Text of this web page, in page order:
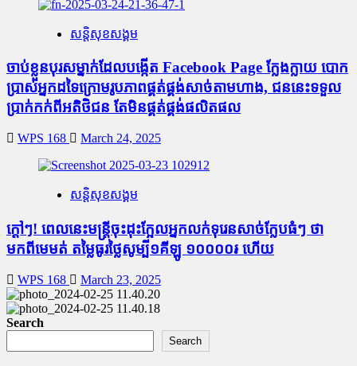
សន្តិសុខសង្គម
ចាប់ខ្លួនបុរសម្នាក់ដែលបង្កើត Facebook Page ក្លែងក្លាយ បោក
ប្រាស់អ្នកដទៃក្រោមរូបភាពផ្គត់ផ្គង់សាច់តាមហាង, ជននេះទទួល
ប្រាក់កក់ពីអតិថិជន តែមិនផ្គត់ផ្គង់ផលិតផល
WPS 168 March 24, 2025
សន្តិសុខសង្គម
ក្តៅៗ! ពេលនេះមន្រ្តីចុះដុះក្អែលអ្នកលក់ទុរេនសាច់ក្លែបធំៗ ថា
មកពីមេមត់ តម្លៃធូរថ្លៃសូម្បី១គីឡូ ១០០០០៛ ហើយ
WPS 168 March 23, 2025
Search
Search